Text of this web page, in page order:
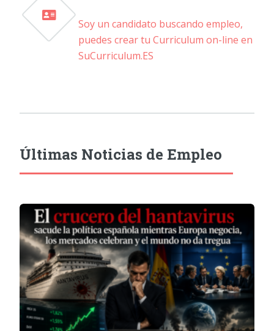
Soy un candidato buscando empleo,
puedes crear tu Curriculum on-line en
SuCurriculum.ES
Últimas Noticias de Empleo